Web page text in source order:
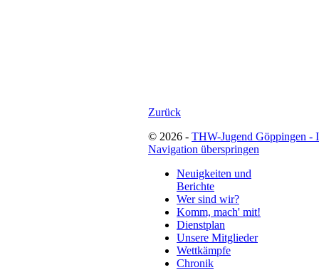
Zurück
© 2026 - THW-Jugend Göppingen -
Navigation überspringen
Neuigkeiten und
Berichte
Wer sind wir?
Komm, mach' mit!
Dienstplan
Unsere Mitglieder
Wettkämpfe
Chronik